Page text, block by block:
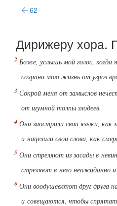
62
Дирижеру хора.
Боже, услышь мой голос,
сохрани мою жизнь от угроз
Сокрой меня от замыслов
от шумной толпы злодеев.
Они заострили свои языки, как
и нацелили свои слова, как
Они стреляют из засады в
стреляют в него неожиданно и
Они воодушевляют друг друга
и совещаются, чтобы